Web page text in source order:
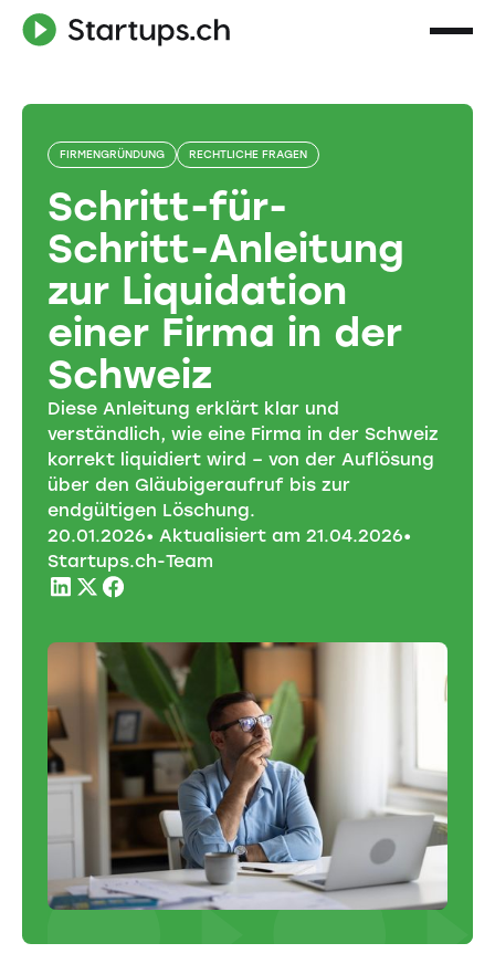
FIRMENGRÜNDUNG RECHTLICHE FRAGEN
Schritt-für-
Schritt-Anleitung
zur Liquidation
einer Firma in der
Schweiz
Diese Anleitung erklärt klar und
verständlich, wie eine Firma in der Schweiz
korrekt liquidiert wird – von der Auflösung
über den Gläubigeraufruf bis zur
endgültigen Löschung.
20.01.2026• Aktualisiert am 21.04.2026•
Startups.ch-Team